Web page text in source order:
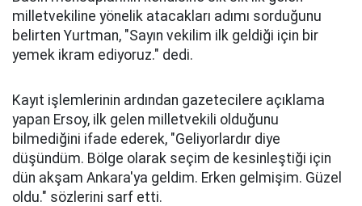
milletvekiline yönelik atacakları adımı sorduğunu
belirten Yurtman, "Sayın vekilim ilk geldiği için bir
yemek ikram ediyoruz." dedi.
Kayıt işlemlerinin ardından gazetecilere açıklama
yapan Ersoy, ilk gelen milletvekili olduğunu
bilmediğini ifade ederek, "Geliyorlardır diye
düşündüm. Bölge olarak seçim de kesinleştiği için
dün akşam Ankara'ya geldim. Erken gelmişim. Güzel
oldu." sözlerini sarf etti.